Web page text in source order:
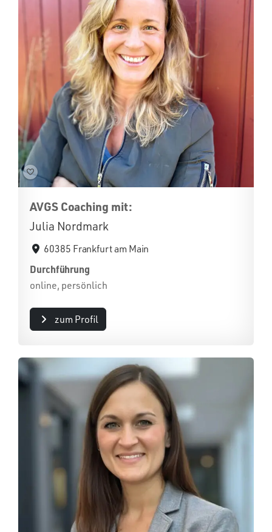
AVGS Coaching mit:
Julia Nordmark
60385 Frankfurt am Main
Durchführung
online, persönlich
zum Profil